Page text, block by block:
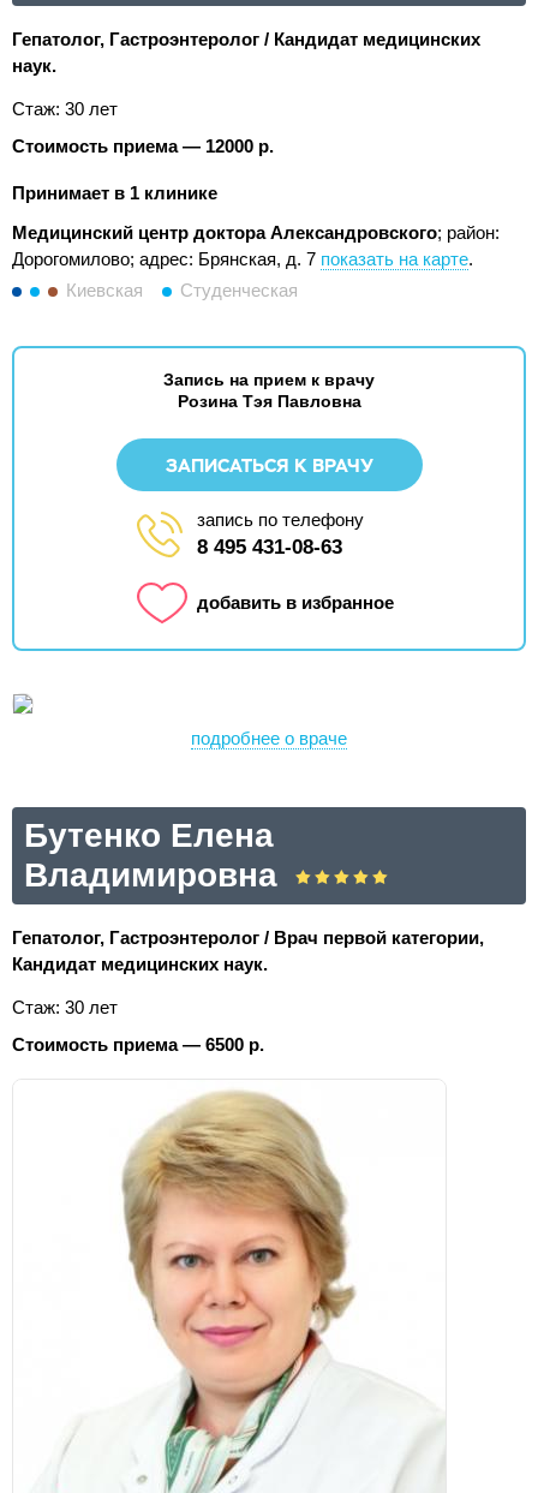
Гепатолог, Гастроэнтеролог / Кандидат медицинских
наук.
Стаж: 30 лет
Стоимость приема — 12000 р.
Принимает в 1 клинике
Медицинский центр доктора Александровского; район:
Дорогомилово; адрес: Брянская, д. 7 показать на карте.
Киевская
Студенческая
Запись на прием к врачу
Розина Тэя Павловна
ЗАПИСАТЬСЯ К ВРАЧУ
запись по телефону
8 495 431-08-63
добавить в избранное
подробнее о враче
Бутенко Елена
Владимировна
Гепатолог, Гастроэнтеролог / Врач первой категории,
Кандидат медицинских наук.
Стаж: 30 лет
Стоимость приема — 6500 р.